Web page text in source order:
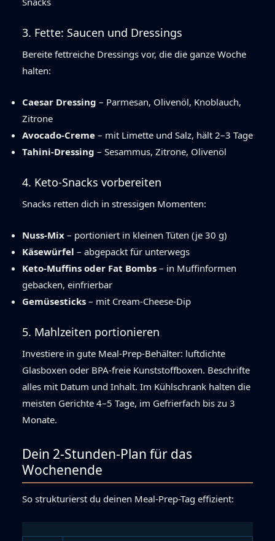
3. Fette: Saucen und Dressings
Bereite fettreiche Dressings vor, die die ganze Woche
halten:
Caesar Dressing – Parmesan, Olivenöl, Knoblauch,
Zitrone
Avocado-Creme – mit Limette und Salz, hält 2–3 Tage
Tahini-Dressing – Sesammus, Zitrone, Olivenöl
4. Keto-Snacks vorbereiten
Snacks retten dich in stressigen Momenten:
Nuss-Mix – portioniert in kleinen Tüten (je 30 g)
Käsewürfel – abgepackt für unterwegs
Keto-Muffins oder Fat Bombs – in Muffinformen
gebacken, einfrierbar
Gemüsesticks – mit Cream-Cheese-Dip
5. Mahlzeiten portionieren
Investiere in gute Meal-Prep-Behälter: luftdichte
Glasboxen oder BPA-freie Kunststoffboxen. Beschrifte
alles mit Datum und Inhalt. Im Kühlschrank halten die
meisten Gerichte 4–5 Tage, im Gefrierfach bis zu 3
Monate.
Dein 2-Stunden-Plan für das
Wochenende
So strukturierst du deinen Meal-Prep-Tag effizient: